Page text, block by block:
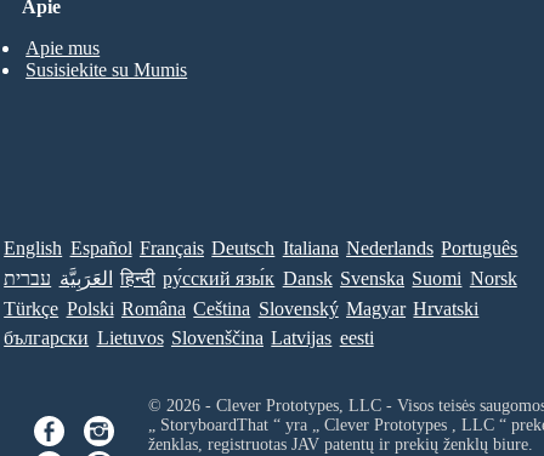
Apie
Apie mus
Susisiekite su Mumis
English Español Français Deutsch Italiana Nederlands Português
עברית العَرَبِيَّة हिन्दी ру́сский язы́к Dansk Svenska Suomi Norsk
Türkçe Polski Româna Ceština Slovenský Magyar Hrvatski
български Lietuvos Slovenščina Latvijas eesti
© 2026 - Clever Prototypes, LLC - Visos teisės
„ StoryboardThat “ yra „ Clever Prototypes , LLC“
ženklas, registruotas JAV patentų ir prekių ženklų biure.